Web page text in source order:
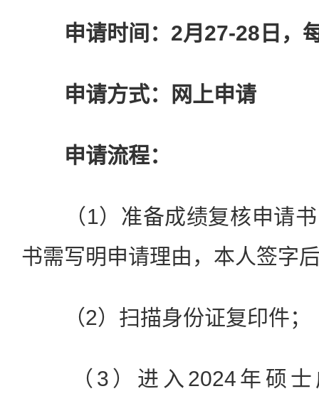
申请时间：2月27-28日，
申请方式：网上申请
申请流程：
（1）准备成绩复核申请
书需写明申请理由，本人签字
（2）扫描身份证复印件；
（3）进入2024年硕士